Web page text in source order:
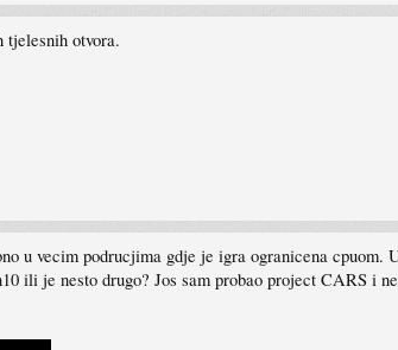
otvora.
u vecim podrucjima gdje je igra ogranicena cpuom.
ili je nesto drugo? Jos sam probao project CARS i